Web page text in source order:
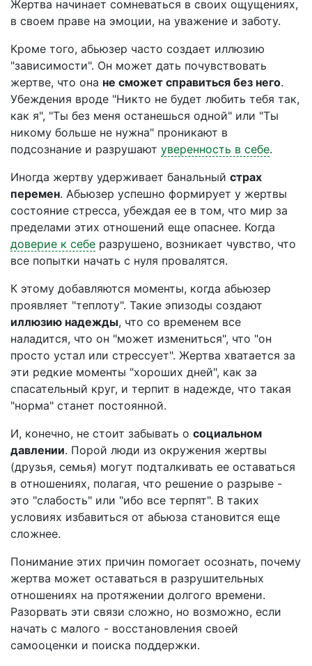
Жертва начинает сомневаться в своих ощущениях,
в своем праве на эмоции, на уважение и заботу.
Кроме того, абьюзер часто создает иллюзию
"зависимости". Он может дать почувствовать
жертве, что она не сможет справиться без него.
Убеждения вроде "Никто не будет любить тебя так,
как я", "Ты без меня останешься одной" или "Ты
никому больше не нужна" проникают в
подсознание и разрушают уверенность в себе.
Иногда жертву удерживает банальный страх
перемен. Абьюзер успешно формирует у жертвы
состояние стресса, убеждая ее в том, что мир за
пределами этих отношений еще опаснее. Когда
доверие к себе разрушено, возникает чувство, что
все попытки начать с нуля провалятся.
К этому добавляются моменты, когда абьюзер
проявляет "теплоту". Такие эпизоды создают
иллюзию надежды, что со временем все
наладится, что он "может измениться", что "он
просто устал или стрессует". Жертва хватается за
эти редкие моменты "хороших дней", как за
спасательный круг, и терпит в надежде, что такая
"норма" станет постоянной.
И, конечно, не стоит забывать о социальном
давлении. Порой люди из окружения жертвы
(друзья, семья) могут подталкивать ее оставаться
в отношениях, полагая, что решение о разрыве -
это "слабость" или "ибо все терпят". В таких
условиях избавиться от абьюза становится еще
сложнее.
Понимание этих причин помогает осознать, почему
жертва может оставаться в разрушительных
отношениях на протяжении долгого времени.
Разорвать эти связи сложно, но возможно, если
начать с малого - восстановления своей
самооценки и поиска поддержки.